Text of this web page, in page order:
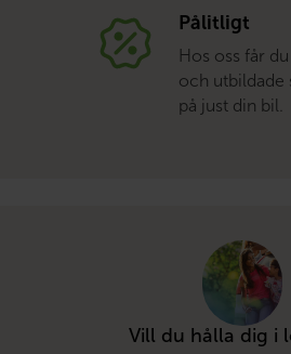
Pålitligt
Hos oss får
och utbildade
på just din bil.
Vill du hålla dig i